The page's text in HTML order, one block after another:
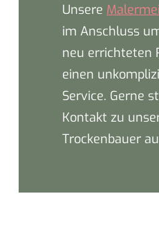
Unsere
im Anschluss
neu errichteten
einen
Service. Gerne
Kontakt zu
Trockenbauer